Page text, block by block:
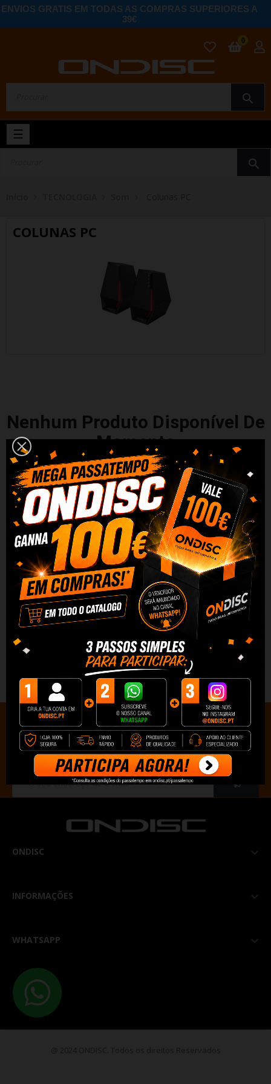
ENVIOS GRATIS EM TODAS AS COMPRAS SUPERIORES A
39€
search
0
Toggle
navigation
☰
search
COLUNAS PC
Nenhum Produto Disponível De
Momento
Fique atento! Mais produtos serão mostrados aqui à medida que
forem sendo adicionados.
Redes Sociais
ONDISC 
INFORMAÇÕES 
WHATSAPP 